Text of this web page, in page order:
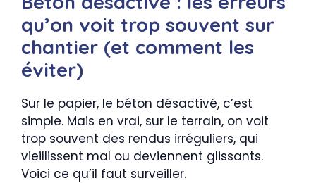
qu’on voit trop souvent sur
chantier (et comment les
éviter)
Sur le papier, le béton désactivé, c’est
simple. Mais en vrai, sur le terrain, on voit
trop souvent des rendus irréguliers, qui
vieillissent mal ou deviennent glissants.
Voici ce qu’il faut surveiller.